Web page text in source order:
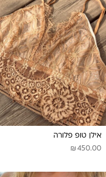
אילן טופ פלורה
₪ 450.00